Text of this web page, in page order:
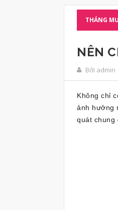
THÁNG
NÊN
Bởi admin
Không chỉ
ảnh hưởng
quát chung